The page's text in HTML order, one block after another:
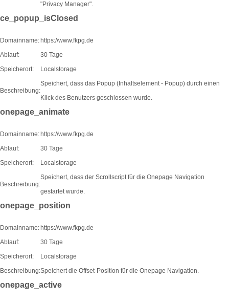
"Privacy Manager".
ce_popup_isClosed
Domainname:https://www.fkpg.de
Ablauf: 30 Tage
Speicherort: Localstorage
Beschreibung:
Speichert, dass das Popup (Inhaltselement - Popup) durch einen
Klick des Benutzers geschlossen wurde.
onepage_animate
Domainname:https://www.fkpg.de
Ablauf: 30 Tage
Speicherort: Localstorage
Beschreibung:
Speichert, dass der Scrollscript für die Onepage Navigation
gestartet wurde.
onepage_position
Domainname:https://www.fkpg.de
Ablauf: 30 Tage
Speicherort: Localstorage
Beschreibung:Speichert die Offset-Position für die Onepage Navigation.
onepage_active